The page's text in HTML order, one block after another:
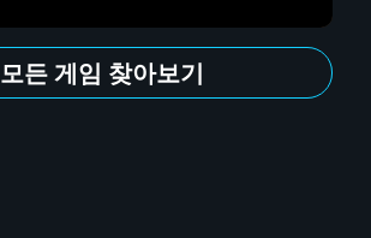
모든 게임 찾아보기